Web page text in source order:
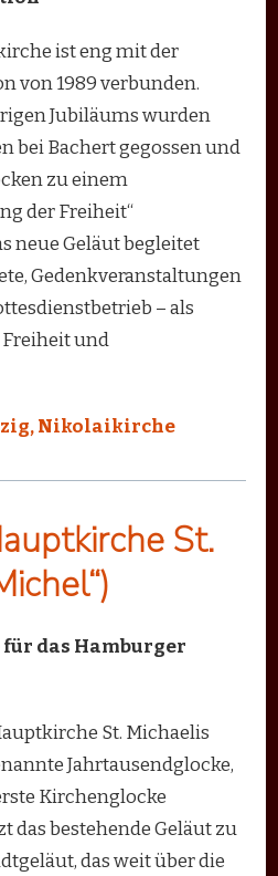
ist eng mit der
von 1989 verbunden.
Jubiläums wurden
bei Bachert gegossen und
zu einem
der Freiheit“
neue Geläut begleitet
Gedenkveranstaltungen
– als
und
Nikolaikirche
St.
das Hamburger
St. Michaelis
Jahrtausendglocke,
Kirchenglocke
das bestehende Geläut zu
das weit über die